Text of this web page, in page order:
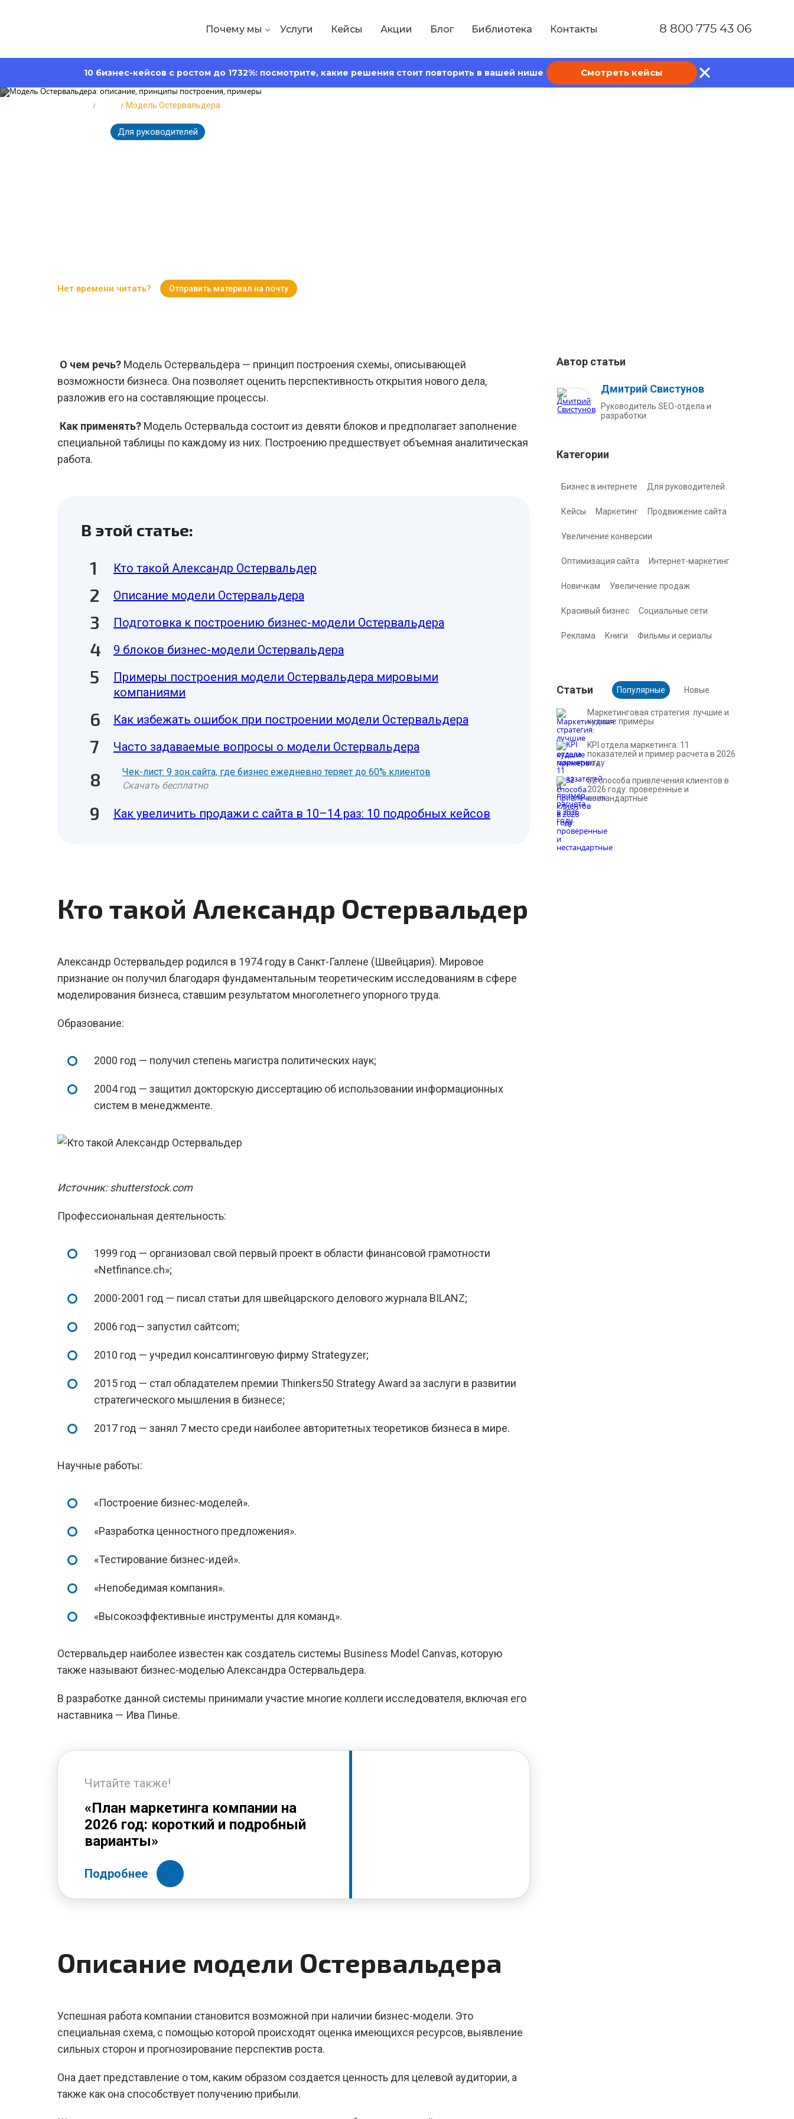
Почему мы Услуги Кейсы Акции Блог Библиотека Контакты 8 800 775 43 06
10 бизнес-кейсов с ростом до 1732%: посмотрите, какие решения стоит повторить в вашей нише Смотреть кейсы
Модель Остервальдера
Для руководителей
Нет времени читать? Отправить материал на почту
О чем речь? Модель Остервальдера — принцип построения схемы, описывающей
возможности бизнеса. Она позволяет оценить перспективность открытия нового дела,
разложив его на составляющие процессы.
Как применять? Модель Остервальда состоит из девяти блоков и предполагает заполнение
специальной таблицы по каждому из них. Построению предшествует объемная аналитическая
работа.
В этой статье:
Кто такой Александр Остервальдер
Описание модели Остервальдера
Подготовка к построению бизнес-модели Остервальдера
9 блоков бизнес-модели Остервальдера
Примеры построения модели Остервальдера мировыми
компаниями
Как избежать ошибок при построении модели Остервальдера
Часто задаваемые вопросы о модели Остервальдера
Чек-лист: 9 зон сайта, где бизнес ежедневно теряет до 60% клиентов
Скачать бесплатно
Как увеличить продажи с сайта в 10–14 раз: 10 подробных кейсов
Кто такой Александр Остервальдер
Александр Остервальдер родился в 1974 году в Санкт-Галлене (Швейцария). Мировое
признание он получил благодаря фундаментальным теоретическим исследованиям в сфере
моделирования бизнеса, ставшим результатом многолетнего упорного труда.
Образование:
2000 год — получил степень магистра политических наук;
2004 год — защитил докторскую диссертацию об использовании информационных
систем в менеджменте.
Источник: shutterstock.com
Профессиональная деятельность:
1999 год — организовал свой первый проект в области финансовой грамотности
«Netfinance.ch»;
2000-2001 год — писал статьи для швейцарского делового журнала BILANZ;
2006 год— запустил сайтcom;
2010 год — учредил консалтинговую фирму Strategyzer;
2015 год — стал обладателем премии Thinkers50 Strategy Award за заслуги в развитии
стратегического мышления в бизнесе;
2017 год — занял 7 место среди наиболее авторитетных теоретиков бизнеса в мире.
Научные работы:
«Построение бизнес-моделей».
«Разработка ценностного предложения».
«Тестирование бизнес-идей».
«Непобедимая компания».
«Высокоэффективные инструменты для команд».
Остервальдер наиболее известен как создатель системы Business Model Canvas, которую
также называют бизнес-моделью Александра Остервальдера.
В разработке данной системы принимали участие многие коллеги исследователя, включая его
наставника — Ива Пинье.
Читайте также!
«План маркетинга компании на
2026 год: короткий и подробный
варианты»
Подробнее
Описание модели Остервальдера
Успешная работа компании становится возможной при наличии бизнес-модели. Это
специальная схема, с помощью которой происходят оценка имеющихся ресурсов, выявление
сильных сторон и прогнозирование перспектив роста.
Она дает представление о том, каким образом создается ценность для целевой аудитории, а
также как она способствует получению прибыли.
Автор статьи
Дмитрий Свистунов
Руководитель SEO-отдела и
разработки
Категории
Бизнес в интернете Для руководителей
Кейсы Маркетинг Продвижение сайта
Увеличение конверсии
Оптимизация сайта Интернет-маркетинг
Новичкам Увеличение продаж
Красивый бизнес Социальные сети
Реклама Книги Фильмы и сериалы
Cтатьи Популярные Новые
Маркетинговая стратегия: лучшие и
худшие примеры
KPI отдела маркетинга: 11
показателей и пример расчета в 2026
году
32 способа привлечения клиентов в
2026 году: проверенные и
нестандартные